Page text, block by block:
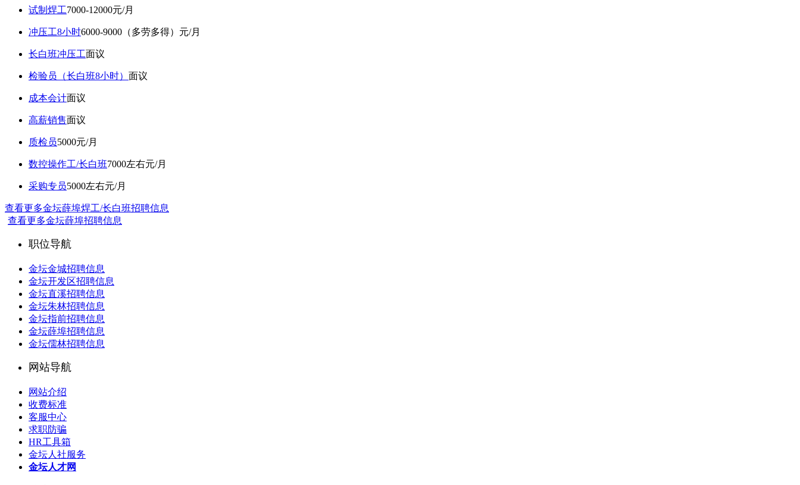
试制焊工7000-12000元/月
冲压工8小时6000-9000（多劳多得）元/月
长白班冲压工面议
检验员（长白班8小时） 面议
成本会计面议
高薪销售面议
质检员5000元/月
数控操作工/长白班7000左右元/月
采购专员5000左右元/月
查看更多金坛薛埠焊工/长白班招聘信息
查看更多金坛薛埠招聘信息
职位导航
金坛金城招聘信息
金坛开发区招聘信息
金坛直溪招聘信息
金坛朱林招聘信息
金坛指前招聘信息
金坛薛埠招聘信息
金坛儒林招聘信息
网站导航
网站介绍
收费标准
客服中心
求职防骗
HR工具箱
金坛人社服务
金坛人才网